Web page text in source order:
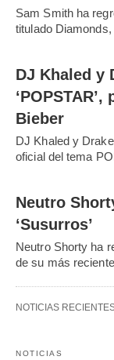
Sam Smith ha
titulado
DJ Khaled y
Bieber
DJ Khaled y
oficial del tema
Neutro
‘Susurros’
Neutro Shorty ha
de su más
NOTICIAS
NOTICIAS